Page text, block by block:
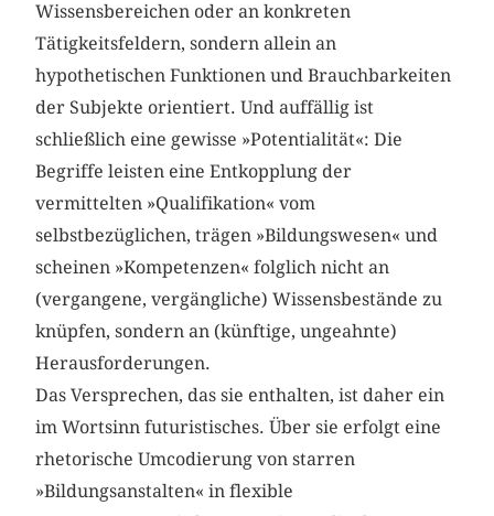
Wissensbereichen oder an konkreten
Tätigkeitsfeldern, sondern allein an
hypothetischen Funktionen und Brauchbarkeiten
der Subjekte orientiert. Und auffällig ist
schließlich eine gewisse »Potentialität«: Die
Begriffe leisten eine Entkopplung der
vermittelten »Qualifikation« vom
selbstbezüglichen, trägen »Bildungswesen« und
scheinen »Kompetenzen« folglich nicht an
(vergangene, vergängliche) Wissensbestände zu
knüpfen, sondern an (künftige, ungeahnte)
Herausforderungen.
Das Versprechen, das sie enthalten, ist daher ein
im Wortsinn futuristisches. Über sie erfolgt eine
rhetorische Umcodierung von starren
»Bildungsanstalten« in flexible